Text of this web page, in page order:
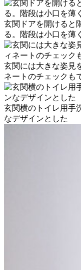
玄関ドアを開けると
る。階段は小口を薄
玄関には大きな姿見
ネートのチェックも
玄関横のトイレ用手
なデザインとした